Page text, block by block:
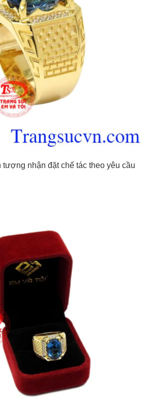
tượng nhận đặt chế tác theo yêu cầu